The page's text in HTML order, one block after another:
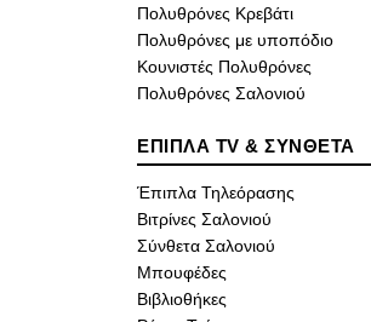
Πολυθρόνες Κρεβάτι
Πολυθρόνες με υποπόδιο
Κουνιστές Πολυθρόνες
Πολυθρόνες Σαλονιού
ΕΠΙΠΛΑ TV & ΣΥΝΘΕΤΑ
Έπιπλα Τηλεόρασης
Βιτρίνες Σαλονιού
Σύνθετα Σαλονιού
Μπουφέδες
Βιβλιοθήκες